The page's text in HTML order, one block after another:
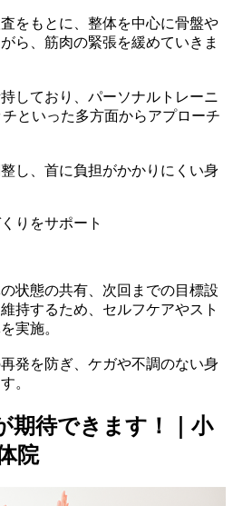
をもとに、整体を中心に骨盤や
ら、筋肉の緊張を緩めていきま
しており、パーソナルトレーニ
といった多方面からアプローチ
し、首に負担がかかりにくい身
りをサポート
状態の共有、次回までの目標設
持するため、セルフケアやスト
実施。
発を防ぎ、ケガや不調のない身
。
期待できます！｜小
院